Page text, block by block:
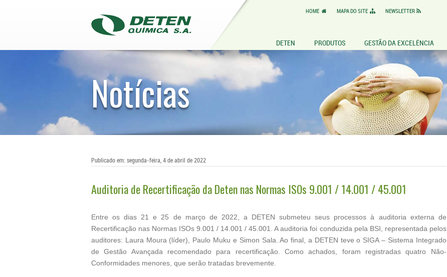
HOME MAPA DO SITE NEWSLETTER
DETEN PRODUTOS GESTÃO DA EXCELÊNCIA
Notícias
Publicado em: segunda-feira, 4 de abril de 2022
Auditoria de Recertificação da Deten nas Normas ISOs 9.001 / 14.001 / 45.001
Entre os dias 21 e 25 de março de 2022, a DETEN submeteu seus processos à auditoria externa de
Recertificação nas Normas ISOs 9.001 / 14.001 / 45.001. A auditoria foi conduzida pela BSI, representada pelos
auditores: Laura Moura (líder), Paulo Muku e Simon Sala. Ao final, a DETEN teve o SIGA – Sistema Integrado
de Gestão Avançada recomendado para recertificação. Como achados, foram registradas quatro Não-
Conformidades menores, que serão tratadas brevemente.